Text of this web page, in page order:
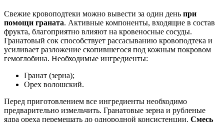
Свежие кровоподтеки можно вывести за один день при
помощи граната. Активные компоненты, входящие в состав
фрукта, благоприятно влияют на кровеносные сосуды.
Гранатовый сок способствует рассасыванию кровоподтека и
усиливает разложение скопившегося под кожным покровом
гемоглобина. Необходимые ингредиенты:
Гранат (зерна);
Орех волошский.
Перед приготовлением все ингредиенты необходимо
предварительно измельчить. Гранатовые зерна и рубленые
ядра ореха перемешать до однородной консистенции. Смесь